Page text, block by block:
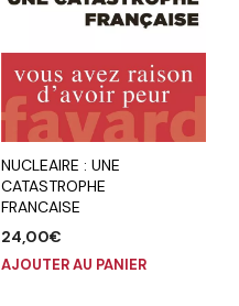
NUCLEAIRE : UNE
CATASTROPHE
FRANCAISE
24,00€
AJOUTER AU PANIER